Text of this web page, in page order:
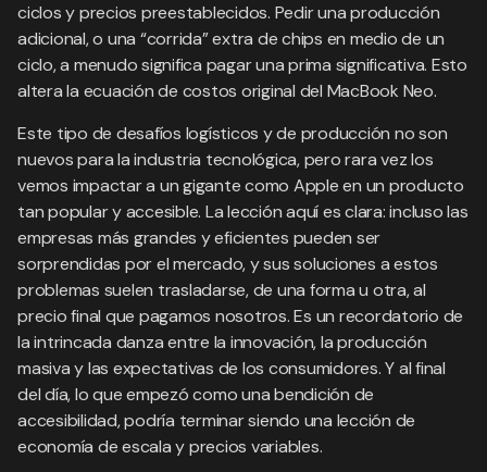
ciclos y precios preestablecidos. Pedir una producción
adicional, o una “corrida” extra de chips en medio de un
ciclo, a menudo significa pagar una prima significativa. Esto
altera la ecuación de costos original del MacBook Neo.
Este tipo de desafíos logísticos y de producción no son
nuevos para la industria tecnológica, pero rara vez los
vemos impactar a un gigante como Apple en un producto
tan popular y accesible. La lección aquí es clara: incluso las
empresas más grandes y eficientes pueden ser
sorprendidas por el mercado, y sus soluciones a estos
problemas suelen trasladarse, de una forma u otra, al
precio final que pagamos nosotros. Es un recordatorio de
la intrincada danza entre la innovación, la producción
masiva y las expectativas de los consumidores. Y al final
del día, lo que empezó como una bendición de
accesibilidad, podría terminar siendo una lección de
economía de escala y precios variables.